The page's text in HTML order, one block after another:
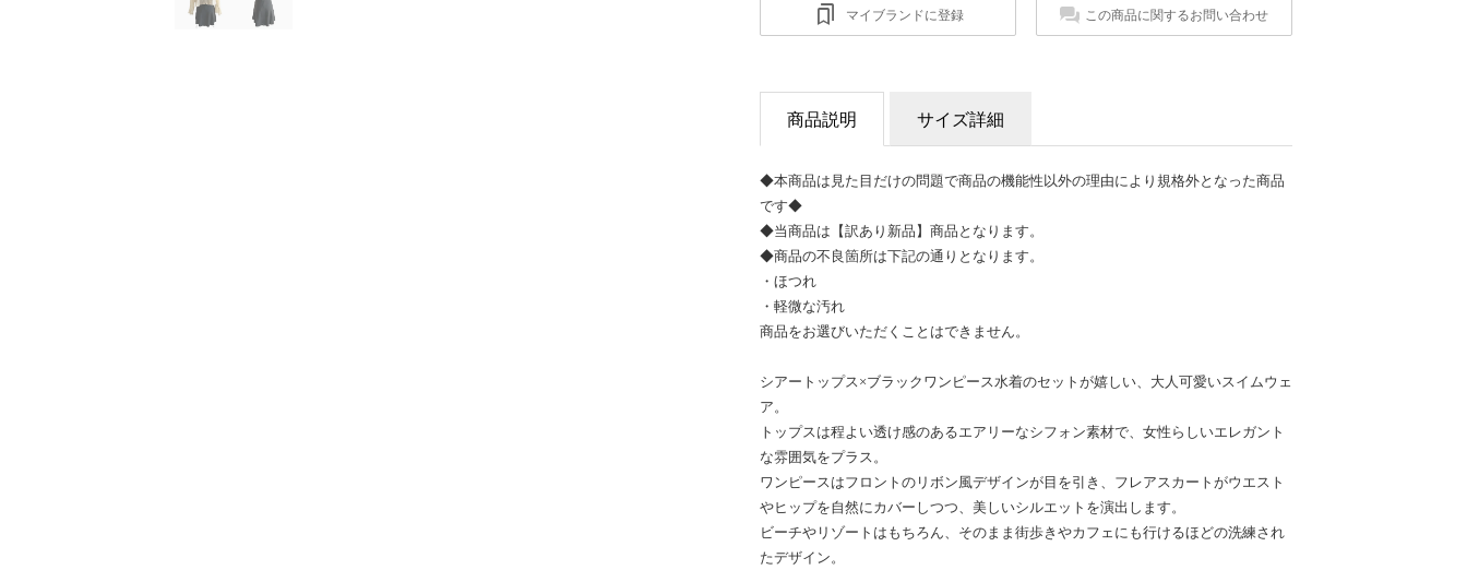
マイブランドに登録 この商品に関するお問い合わせ
商品説明 サイズ詳細
◆本商品は見た目だけの問題で商品の機能性以外の理由により規格外となった商品
です◆
◆当商品は【訳あり新品】商品となります。
◆商品の不良箇所は下記の通りとなります。
・ほつれ
・軽微な汚れ
商品をお選びいただくことはできません。
シアートップス×ブラックワンピース水着のセットが嬉しい、大人可愛いスイムウェ
ア。
トップスは程よい透け感のあるエアリーなシフォン素材で、女性らしいエレガント
な雰囲気をプラス。
ワンピースはフロントのリボン風デザインが目を引き、フレアスカートがウエスト
やヒップを自然にカバーしつつ、美しいシルエットを演出します。
ビーチやリゾートはもちろん、そのまま街歩きやカフェにも行けるほどの洗練され
たデザイン。